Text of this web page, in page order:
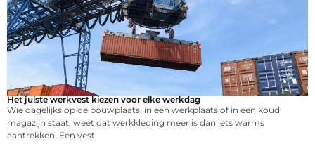
Het juiste werkvest kiezen voor elke werkdag
Wie dagelijks op de bouwplaats, in een werkplaats of in een koud
magazijn staat, weet dat werkkleding meer is dan iets warms
aantrekken. Een vest